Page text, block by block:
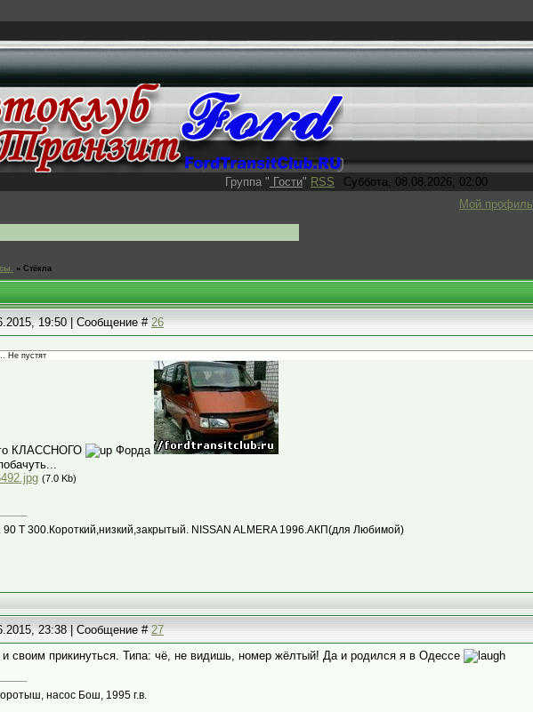
Группа " Гости" RSS
Суббота, 08.08.2026, 02:00
Мой профиль
» Стёкла
19:50 | Сообщение #26
Не пустят
КЛАССНОГО
Форда
(7.0 Kb)
90 T 300.Короткий,низкий,закрытый. NISSAN ALMERA 1996.АКП(для Любимой)
23:38 | Сообщение #27
своим прикинуться. Типа: чё, не видишь, номер жёлтый! Да и родился я в Одессе
насос Бош, 1995 г.в.